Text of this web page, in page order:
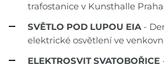
trafostanice v Kunsthalle Praha
SVĚTLO POD LUPOU EIA-
elektrické osvětlení ve
ELEKTROSVIT SVATOBOŘICE